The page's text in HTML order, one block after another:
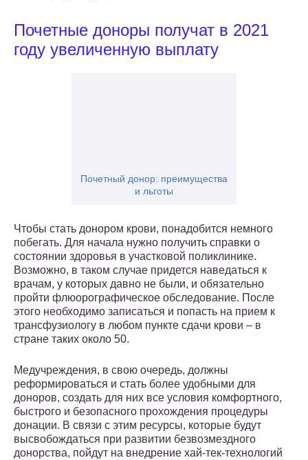
Почетные доноры получат в 2021
году увеличенную выплату
Почетный донор: преимущества
и льготы
Чтобы стать донором крови, понадобится немного
побегать. Для начала нужно получить справки о
состоянии здоровья в участковой поликлинике.
Возможно, в таком случае придется наведаться к
врачам, у которых давно не были, и обязательно
пройти флюорографическое обследование. После
этого необходимо записаться и попасть на прием к
трансфузиологу в любом пункте сдачи крови – в
стране таких около 50.
Медучреждения, в свою очередь, должны
реформироваться и стать более удобными для
доноров, создать для них все условия комфортного,
быстрого и безопасного прохождения процедуры
донации. В связи с этим ресурсы, которые будут
высвобождаться при развитии безвозмездного
донорства, пойдут на внедрение хай-тек-технологий